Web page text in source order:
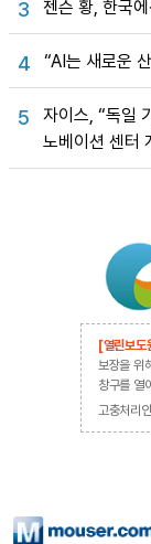
3 젠슨 황, 한국
4 “AI는 새로운
5
자이스, “독일
노베이션 센터
[열린보도
보장을 위
창구를 열
고충처